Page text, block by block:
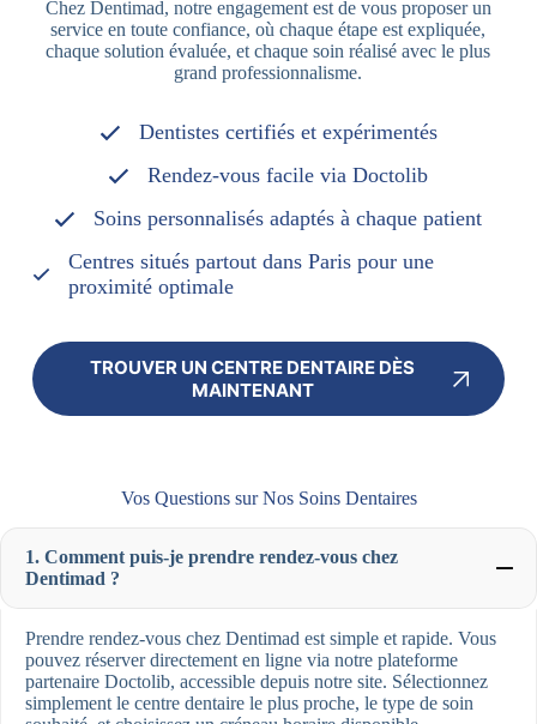
Chez Dentimad, notre engagement est de vous proposer un
service en toute confiance, où chaque étape est expliquée,
chaque solution évaluée, et chaque soin réalisé avec le plus
grand professionnalisme.
Dentistes certifiés et expérimentés
Rendez-vous facile via Doctolib
Soins personnalisés adaptés à chaque patient
Centres situés partout dans Paris pour une
proximité optimale
TROUVER UN CENTRE DENTAIRE DÈS
MAINTENANT
Vos Questions sur Nos Soins Dentaires
1. Comment puis-je prendre rendez-vous chez
Dentimad ?
Prendre rendez-vous chez Dentimad est simple et rapide. Vous
pouvez réserver directement en ligne via notre plateforme
partenaire Doctolib, accessible depuis notre site. Sélectionnez
simplement le centre dentaire le plus proche, le type de soin